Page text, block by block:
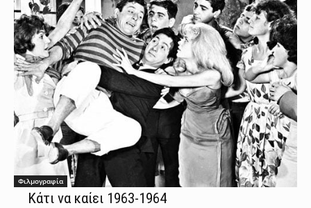
Φιλμογραφία
Κάτι να καίει 1963-1964